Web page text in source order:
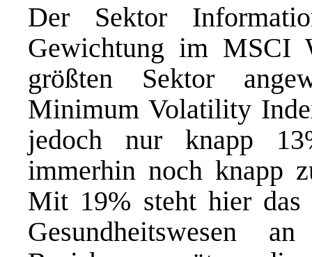
Der Sektor
Gewichtung im MSCI
größten Sektor
Minimum Volatility
jedoch nur knapp
immerhin noch knapp
Mit 19% steht hier das
Gesundheitswesen